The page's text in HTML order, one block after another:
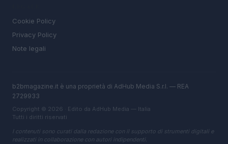
Cookie Policy
Privacy Policy
Note legali
b2bmagazine.it è una proprietà di AdHub Media S.r.l. — REA
2729933
Copyright © 2026 · Edito da AdHub Media — Italia
Tutti i diritti riservati
I contenuti sono curati dalla redazione con il supporto di strumenti digitali e
realizzati in collaborazione con autori indipendenti.